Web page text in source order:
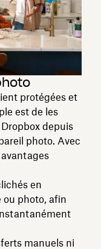
protégées et
est de les
depuis
photo. Avec
en
photo, afin
manuels ni